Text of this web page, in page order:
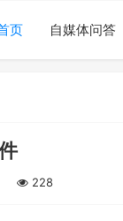
页 自媒体问答
228